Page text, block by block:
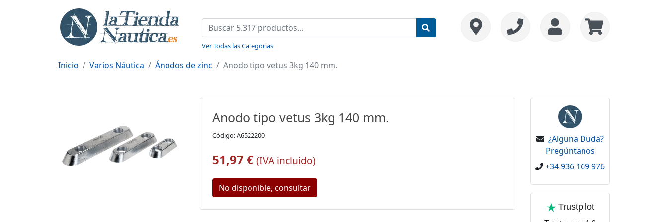
Ver Todas las Categorias
Inicio Varios Náutica Ánodos de zinc Anodo tipo vetus 3kg 140 mm.
Anodo tipo vetus 3kg 140 mm.
Código: A6522200
51,97 € (IVA incluido)
No disponible, consultar
¿Alguna Duda?
Pregúntanos
+34 936 169 976
Trustpilot